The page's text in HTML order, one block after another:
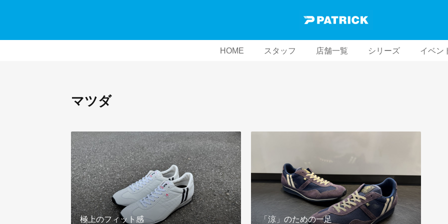
HOME スタッフ 店舗一覧 シリーズ イベン
マツダ
極上のフィット感 「涼」のための一足